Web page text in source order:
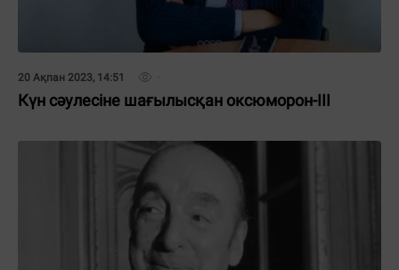
20 Ақпан 2023, 14:51
Күн сәулесіне шағылысқан оксюморон-III